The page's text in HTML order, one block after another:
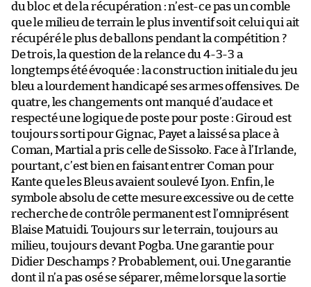
du bloc et de la récupération : n’est-ce pas un comble
que le milieu de terrain le plus inventif soit celui qui ait
récupéré le plus de ballons pendant la compétition ?
De trois, la question de la relance du 4-3-3 a
longtemps été évoquée : la construction initiale du jeu
bleu a lourdement handicapé ses armes offensives. De
quatre, les changements ont manqué d’audace et
respecté une logique de poste pour poste : Giroud est
toujours sorti pour Gignac, Payet a laissé sa place à
Coman, Martial a pris celle de Sissoko. Face à l’Irlande,
pourtant, c’est bien en faisant entrer Coman pour
Kante que les Bleus avaient soulevé Lyon. Enfin, le
symbole absolu de cette mesure excessive ou de cette
recherche de contrôle permanent est l’omniprésent
Blaise Matuidi. Toujours sur le terrain, toujours au
milieu, toujours devant Pogba. Une garantie pour
Didier Deschamps ? Probablement, oui. Une garantie
dont il n’a pas osé se séparer, même lorsque la sortie